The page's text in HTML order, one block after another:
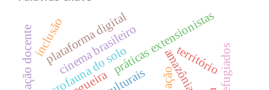
práticas extensionistas
amazônia
macrofauna do solo
cinema brasileiro
formação docenteplataforma digital territóriorefugiados
ação
inclusão